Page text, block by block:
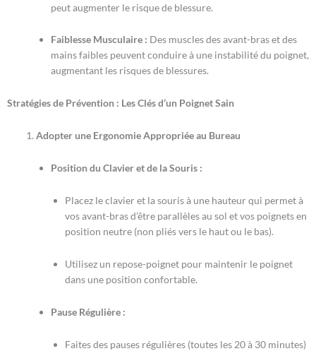
peut augmenter le risque de blessure.
Faiblesse Musculaire : Des muscles des avant-bras et des
mains faibles peuvent conduire à une instabilité du poignet,
augmentant les risques de blessures.
Stratégies de Prévention : Les Clés d’un Poignet Sain
Adopter une Ergonomie Appropriée au Bureau
Position du Clavier et de la Souris :
Placez le clavier et la souris à une hauteur qui permet à
vos avant-bras d’être parallèles au sol et vos poignets en
position neutre (non pliés vers le haut ou le bas).
Utilisez un repose-poignet pour maintenir le poignet
dans une position confortable.
Pause Régulière :
Faites des pauses régulières (toutes les 20 à 30 minutes)